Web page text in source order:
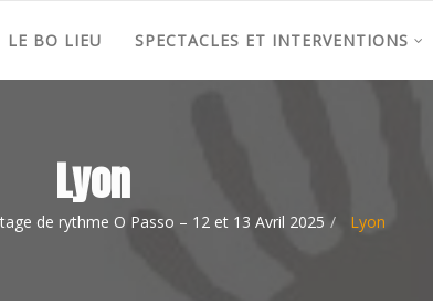
LE BO LIEU SPECTACLES ET INTERVENTIONS
Lyon
de rythme O Passo – 12 et 13 Avril 2025 Lyon